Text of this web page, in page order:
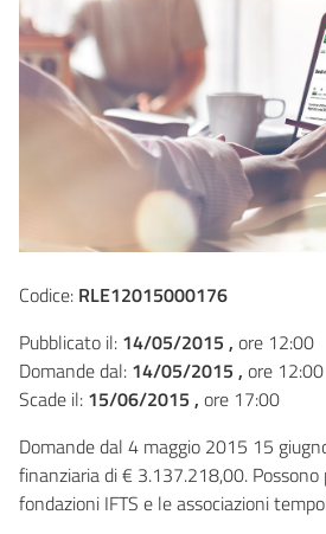
Codice: RLE12015000176
Pubblicato il: 14/05/2015 , ore 12:00
Domande dal: 14/05/2015 , ore 12:00
Scade il: 15/06/2015 , ore 17:00
Domande dal 4 maggio 2015 15
finanziaria di € 3.137.218,00.
fondazioni IFTS e le associazioni